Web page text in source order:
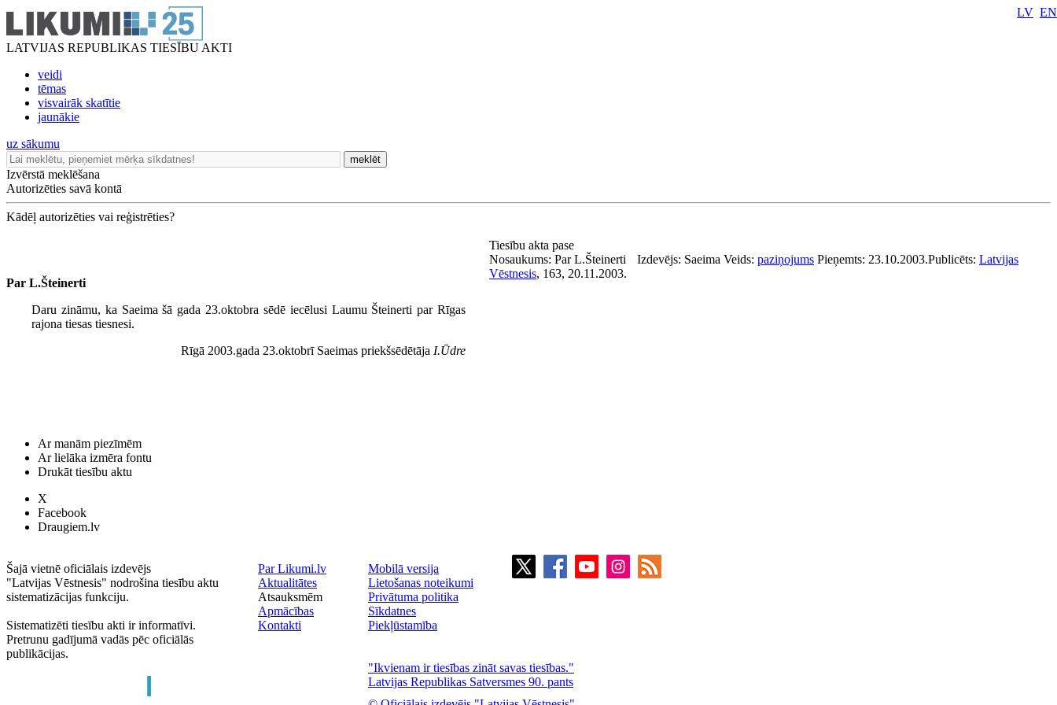
LATVIJAS REPUBLIKAS TIESĪBU AKTI
veidi
tēmas
visvairāk skatītie
jaunākie
LV EN
uz sākumu
meklēt
Izvērstā meklēšana
Autorizēties savā kontā
Kādēļ autorizēties vai reģistrēties?
Par L.Šteinerti
Daru zināmu, ka Saeima šā gada 23.oktobra sēdē iecēlusi Laumu Šteinerti par Rīgas
rajona tiesas tiesnesi.
Rīgā 2003.gada 23.oktobrī Saeimas priekšsēdētāja I.Ūdre
Tiesību akta pase
Nosaukums: Par L.Šteinerti Izdevējs: Saeima Veids: paziņojums Pieņemts: 23.10.2003.Publicēts: Latvijas
Vēstnesis, 163, 20.11.2003.
Ar manām piezīmēm
Ar lielāka izmēra fontu
Drukāt tiesību aktu
X
Facebook
Draugiem.lv
Šajā vietnē oficiālais izdevējs
"Latvijas Vēstnesis" nodrošina tiesību aktu
sistematizācijas funkciju.
Sistematizēti tiesību akti ir informatīvi.
Pretrunu gadījumā vadās pēc oficiālās
publikācijas.
Par Likumi.lv
Aktualitātes
Atsauksmēm
Apmācības
Kontakti
Mobilā versija
Lietošanas noteikumi
Privātuma politika
Sīkdatnes
Piekļūstamība
"Ikvienam ir tiesības zināt savas tiesības."
Latvijas Republikas Satversmes 90. pants